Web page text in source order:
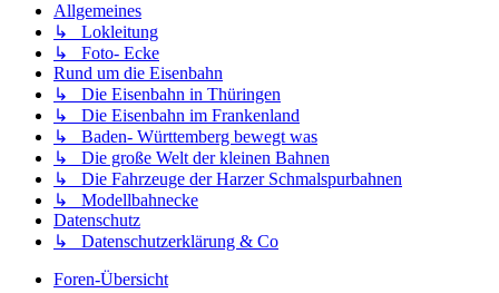
Allgemeines
↳ Lokleitung
↳ Foto- Ecke
Rund um die Eisenbahn
↳ Die Eisenbahn in Thüringen
↳ Die Eisenbahn im Frankenland
↳ Baden- Württemberg bewegt was
↳ Die große Welt der kleinen Bahnen
↳ Die Fahrzeuge der Harzer Schmalspurbahnen
↳ Modellbahnecke
Datenschutz
↳ Datenschutzerklärung & Co
Foren-Übersicht